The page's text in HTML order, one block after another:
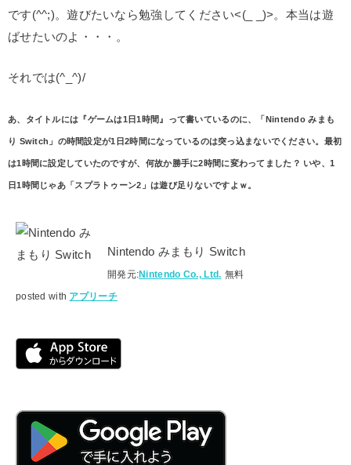
です(^^;)。遊びたいなら勉強してください<(_ _)>。本当は遊
ばせたいのよ・・・。
それでは(^_^)/
あ、タイトルには『ゲームは1日1時間』って書いているのに、「Nintendo みまも
り Switch」の時間設定が1日2時間になっているのは突っ込まないでください。最初
は1時間に設定していたのですが、何故か勝手に2時間に変わってました？ いや、1
日1時間じゃあ「スプラトゥーン2」は遊び足りないですよｗ。
Nintendo みまもり Switch
開発元:Nintendo Co., Ltd. 無料
posted with アプリーチ